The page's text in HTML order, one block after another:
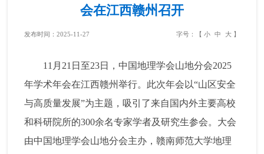
会在江西赣州召开
发布时间：2025-11-27 字号：【 小 中 大】
11月21日至23日，中国地理学会山地分会2025
年学术年会在江西赣州举行。此次年会以“山区安全
与高质量发展”为主题，吸引了来自国内外主要高校
和科研院所的300余名专家学者及研究生参会。大会
由中国地理学会山地分会主办，赣南师范大学地理